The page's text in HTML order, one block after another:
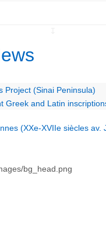
Project (Sinai Peninsula)
and Latin inscriptions from
(XXe-XVIIe siècles av.